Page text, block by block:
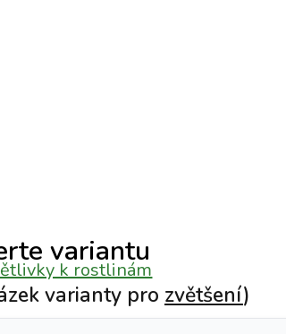
variantu
k rostlinám
varianty pro zvětšení)